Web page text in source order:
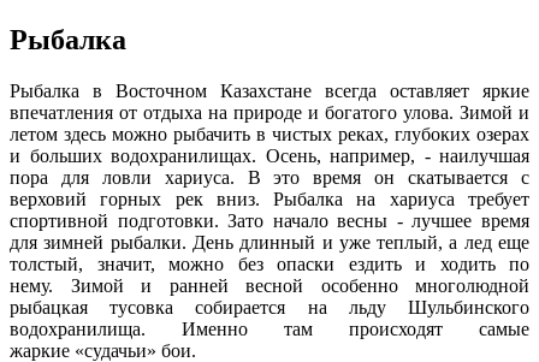
Рыбалка
Рыбалка в Восточном Казахстане всегда оставляет яркие
впечатления от отдыха на природе и богатого улова. Зимой и
летом здесь можно рыбачить в чистых реках, глубоких озерах
и больших водохранилищах. Осень, например, - наилучшая
пора для ловли хариуса. В это время он скатывается с
верховий горных рек вниз. Рыбалка на хариуса требует
спортивной подготовки. Зато начало весны - лучшее время
для зимней рыбалки. День длинный и уже теплый, а лед еще
толстый, значит, можно без опаски ездить и ходить по
нему. Зимой и ранней весной особенно многолюдной
рыбацкая тусовка собирается на льду Шульбинского
водохранилища. Именно там происходят самые
жаркие «судачьи» бои.